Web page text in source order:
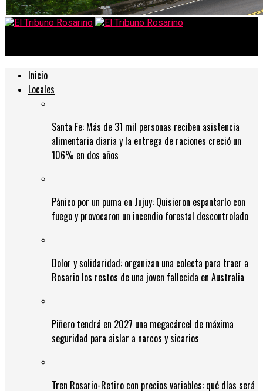
Inicio
Locales
Santa Fe: Más de 31 mil personas reciben asistencia
alimentaria diaria y la entrega de raciones creció un
106% en dos años
Pánico por un puma en Jujuy: Quisieron espantarlo con
fuego y provocaron un incendio forestal descontrolado
Dolor y solidaridad: organizan una colecta para traer a
Rosario los restos de una joven fallecida en Australia
Piñero tendrá en 2027 una megacárcel de máxima
seguridad para aislar a narcos y sicarios
Tren Rosario-Retiro con precios variables: qué días será